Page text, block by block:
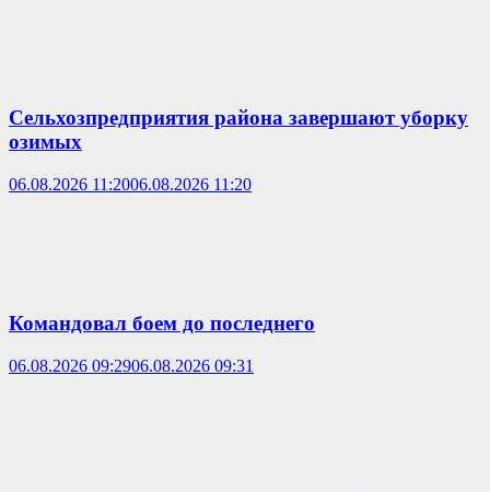
Сельхозпредприятия района завершают уборку
озимых
06.08.2026 11:2006.08.2026 11:20
Командовал боем до последнего
06.08.2026 09:2906.08.2026 09:31